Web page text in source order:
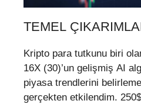
TEMEL
Kripto para tutkunu biri
16X (30)’un gelişmiş AI
piyasa trendlerini
gerçekten etkilendim.